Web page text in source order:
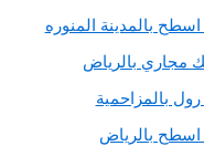
المنوره